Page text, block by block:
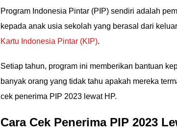
Program Indonesia Pintar (PIP) sendiri adalah
kepada anak usia sekolah yang berasal dari
Kartu Indonesia Pintar (KIP).
Setiap tahun, program ini memberikan bantuan
banyak orang yang tidak tahu apakah mereka
cek penerima PIP 2023 lewat HP.
Cara Cek Penerima PIP 2023